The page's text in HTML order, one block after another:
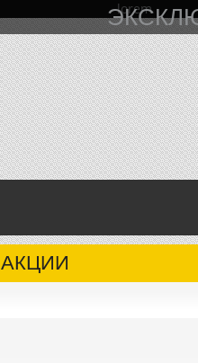
АКЦИИ